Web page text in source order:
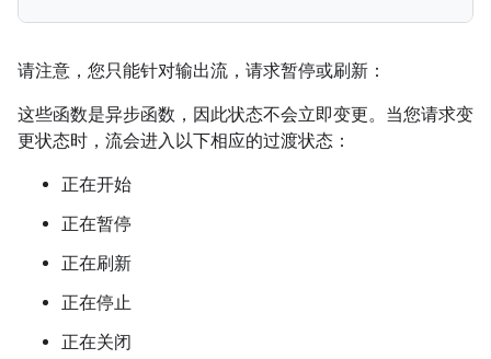
请注意，您只能针对输出流，请求暂停或刷新：
这些函数是异步函数，因此状态不会立即变更。当您请求变
更状态时，流会进入以下相应的过渡状态：
正在开始
正在暂停
正在刷新
正在停止
正在关闭